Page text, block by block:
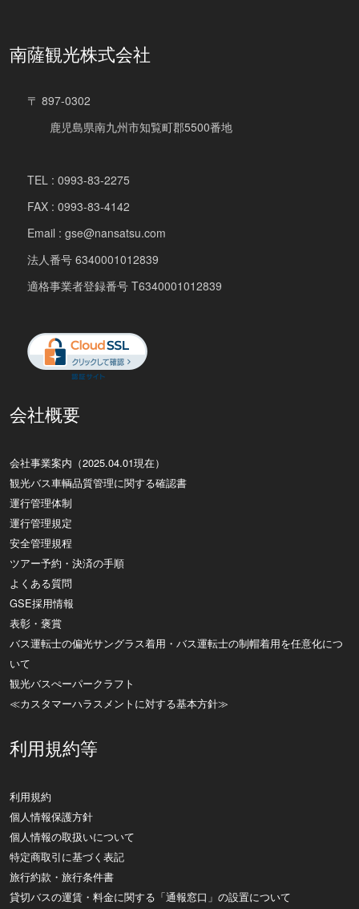
南薩観光株式会社
〒 897-0302
鹿児島県南九州市知覧町郡5500番地
TEL : 0993-83-2275
FAX : 0993-83-4142
Email : gse@nansatsu.com
法人番号 6340001012839
適格事業者登録番号 T6340001012839
会社概要
会社事業案内（2025.04.01現在）
観光バス車輌品質管理に関する確認書
運行管理体制
運行管理規定
安全管理規程
ツアー予約・決済の手順
よくある質問
GSE採用情報
表彰・褒賞
バス運転士の偏光サングラス着用・バス運転士の制帽着用を任意化につ
いて
観光バスぺーパークラフト
≪カスタマーハラスメントに対する基本方針≫
利用規約等
利用規約
個人情報保護方針
個人情報の取扱いについて
特定商取引に基づく表記
旅行約款・旅行条件書
貸切バスの運賃・料金に関する「通報窓口」の設置について